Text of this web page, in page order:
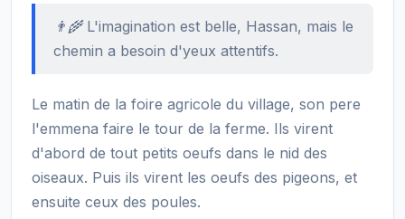
👨‍🌾 L'imagination est belle, Hassan, mais le
chemin a besoin d'yeux attentifs.
Le matin de la foire agricole du village, son pere
l'emmena faire le tour de la ferme. Ils virent
d'abord de tout petits oeufs dans le nid des
oiseaux. Puis ils virent les oeufs des pigeons, et
ensuite ceux des poules.